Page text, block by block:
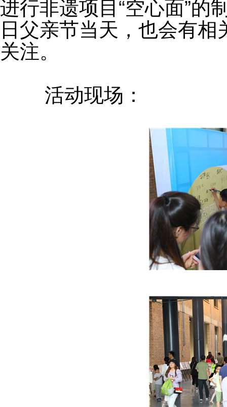
进行非遗项目“空心面”的
日父亲节当天，也会有
关注。
	活动现场：